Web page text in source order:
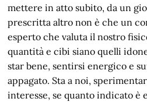
mettere in atto subito, da un
prescritta altro non è che un
esperto che valuta il nostro
quantità e cibi siano quelli
star bene, sentirsi energico e
appagato. Sta a noi,
interesse, se quanto indicato è